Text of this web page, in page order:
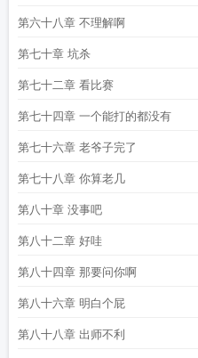
第六十八章 不理解啊
第七十章 坑杀
第七十二章 看比赛
第七十四章 一个能打的都没有
第七十六章 老爷子完了
第七十八章 你算老几
第八十章 没事吧
第八十二章 好哇
第八十四章 那要问你啊
第八十六章 明白个屁
第八十八章 出师不利